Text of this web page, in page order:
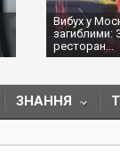
Вибух у
загиблими:
ресторан...
ЗНАННЯ